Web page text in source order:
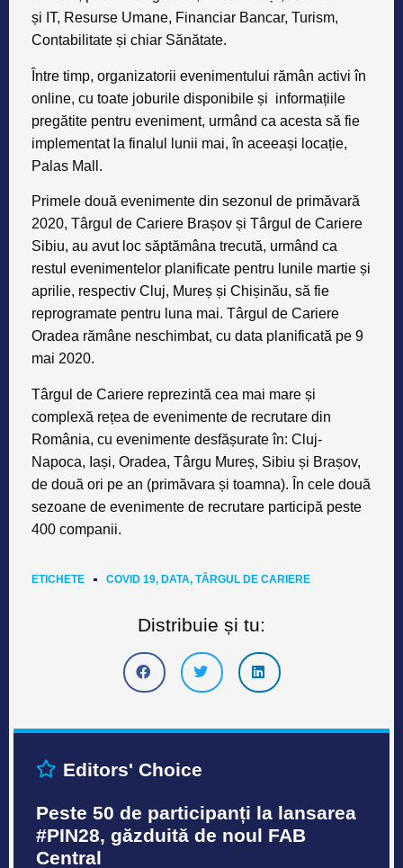
și IT, Resurse Umane, Financiar Bancar, Turism,
Contabilitate și chiar Sănătate.
Între timp, organizatorii evenimentului rămân activi în
online, cu toate joburile disponibile și informațiile
pregătite pentru eveniment, urmând ca acesta să fie
implementat la finalul lunii mai, în aceeași locație,
Palas Mall.
Primele două evenimente din sezonul de primăvară
2020, Târgul de Cariere Brașov și Târgul de Cariere
Sibiu, au avut loc săptămâna trecută, urmând ca
restul evenimentelor planificate pentru lunile martie și
aprilie, respectiv Cluj, Mureș și Chișinău, să fie
reprogramate pentru luna mai. Târgul de Cariere
Oradea rămâne neschimbat, cu data planificată pe 9
mai 2020.
Târgul de Cariere reprezintă cea mai mare și
complexă rețea de evenimente de recrutare din
România, cu evenimente desfășurate în: Cluj-
Napoca, Iași, Oradea, Târgu Mureș, Sibiu și Brașov,
de două ori pe an (primăvara și toamna). În cele două
sezoane de evenimente de recrutare participă peste
400 companii.
ETICHETE COVID 19, DATA, TÂRGUL DE CARIERE
Distribuie și tu:
Editors' Choice
Peste 50 de participanți la lansarea
#PIN28, găzduită de noul FAB
Central